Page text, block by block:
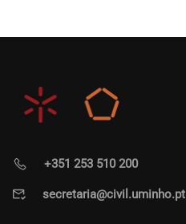
+351 253 510 200
secretaria@civil.uminho.pt